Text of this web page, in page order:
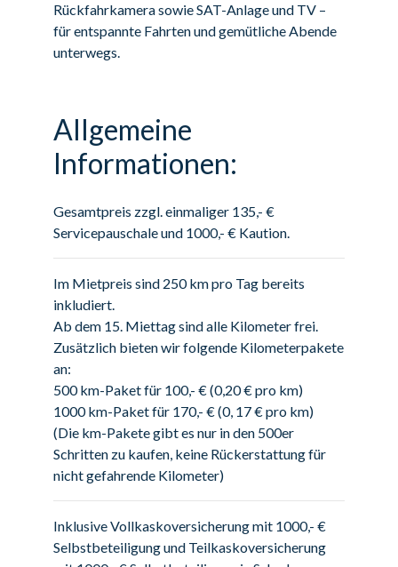
Rückfahrkamera sowie SAT-Anlage und TV –
für entspannte Fahrten und gemütliche Abende
unterwegs.
Allgemeine
Informationen:
Gesamtpreis zzgl. einmaliger 135,- €
Servicepauschale und 1000,- € Kaution.
Im Mietpreis sind 250 km pro Tag bereits
inkludiert.
Ab dem 15. Miettag sind alle Kilometer frei.
Zusätzlich bieten wir folgende Kilometerpakete
an:
500 km-Paket für 100,- € (0,20 € pro km)
1000 km-Paket für 170,- € (0, 17 € pro km)
(Die km-Pakete gibt es nur in den 500er
Schritten zu kaufen, keine Rückerstattung für
nicht gefahrende Kilometer)
Inklusive Vollkaskoversicherung mit 1000,- €
Selbstbeteiligung und Teilkaskoversicherung